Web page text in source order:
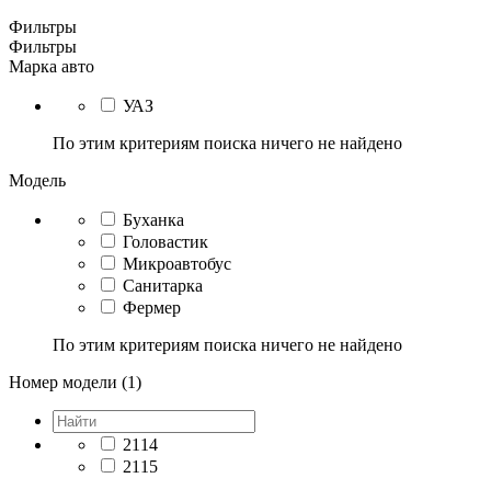
Фильтры
Фильтры
Марка авто
УАЗ
По этим критериям поиска ничего не найдено
Модель
Буханка
Головастик
Микроавтобус
Санитарка
Фермер
По этим критериям поиска ничего не найдено
Номер модели (1)
2114
2115